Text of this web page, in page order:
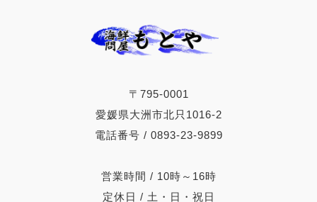
〒795-0001
愛媛県大洲市北只1016-2
電話番号 / 0893-23-9899
営業時間 / 10時～16時
定休日 / 土・日・祝日